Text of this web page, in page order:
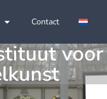
Contact
voor